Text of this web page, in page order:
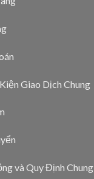
Giao Dịch Chung
và Quy Định Chung